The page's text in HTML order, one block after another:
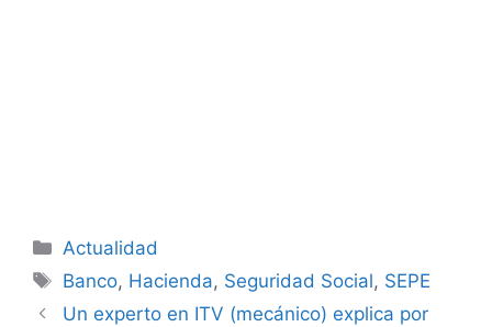
Categorías
Actualidad
Etiquetas
Banco, Hacienda, Seguridad Social, SEPE
Un experto en ITV (mecánico) explica por